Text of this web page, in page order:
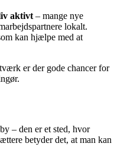
aktivt – mange nye
lokalt.
kan hjælpe med at
er der gode chancer for
– den er et sted, hvor
betyder det, at man kan